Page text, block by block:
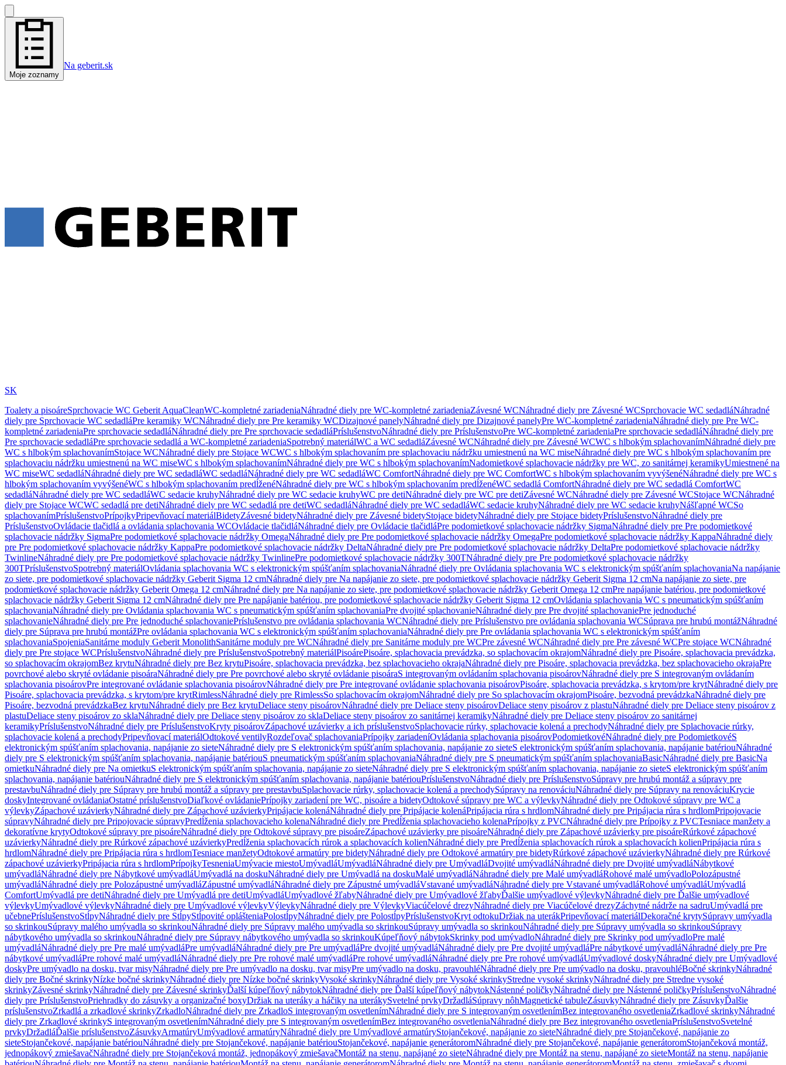
Moje zoznamy
Na geberit.sk
SK
Toalety a pisoáreSprchovacie WC Geberit AquaCleanWC-kompletné zariadeniaNáhradné diely pre WC-kompletné zariadeniaZávesné WCNáhradné diely pre Závesné WCSprchovacie WC sedadláNáhradné
diely pre Sprchovacie WC sedadláPre keramiky WCNáhradné diely pre Pre keramiky WCDizajnové panelyNáhradné diely pre Dizajnové panelyPre WC-kompletné zariadeniaNáhradné diely pre Pre WC-
kompletné zariadeniaPre sprchovacie sedadláNáhradné diely pre Pre sprchovacie sedadláPríslušenstvoNáhradné diely pre PríslušenstvoPre WC-kompletné zariadeniaPre sprchovacie sedadláNáhradné diely pre
Pre sprchovacie sedadláPre sprchovacie sedadlá a WC-kompletné zariadeniaSpotrebný materiálWC a WC sedadláZávesné WCNáhradné diely pre Závesné WCWC s hlbokým splachovanímNáhradné diely pre
WC s hlbokým splachovanímStojace WCNáhradné diely pre Stojace WCWC s hlbokým splachovaním pre splachovaciu nádržku umiestnenú na WC miseNáhradné diely pre WC s hlbokým splachovaním pre
splachovaciu nádržku umiestnenú na WC miseWC s hlbokým splachovanímNáhradné diely pre WC s hlbokým splachovanímNadomietkové splachovacie nádržky pre WC, zo sanitárnej keramikyUmiestnené na
WC miseWC sedadláNáhradné diely pre WC sedadláWC sedadláNáhradné diely pre WC sedadláWC ComfortNáhradné diely pre WC ComfortWC s hlbokým splachovaním vyvýšenéNáhradné diely pre WC s
hlbokým splachovaním vyvýšenéWC s hlbokým splachovaním predĺženéNáhradné diely pre WC s hlbokým splachovaním predĺženéWC sedadlá ComfortNáhradné diely pre WC sedadlá ComfortWC
sedadláNáhradné diely pre WC sedadláWC sedacie kruhyNáhradné diely pre WC sedacie kruhyWC pre detiNáhradné diely pre WC pre detiZávesné WCNáhradné diely pre Závesné WCStojace WCNáhradné
diely pre Stojace WCWC sedadlá pre detiNáhradné diely pre WC sedadlá pre detiWC sedadláNáhradné diely pre WC sedadláWC sedacie kruhyNáhradné diely pre WC sedacie kruhyNášľapné WCSo
splachovanímPríslušenstvoPrípojkyPripevňovací materiálBidetyZávesné bidetyNáhradné diely pre Závesné bidetyStojace bidetyNáhradné diely pre Stojace bidetyPríslušenstvoNáhradné diely pre
PríslušenstvoOvládacie tlačidlá a ovládania splachovania WCOvládacie tlačidláNáhradné diely pre Ovládacie tlačidláPre podomietkové splachovacie nádržky SigmaNáhradné diely pre Pre podomietkové
splachovacie nádržky SigmaPre podomietkové splachovacie nádržky OmegaNáhradné diely pre Pre podomietkové splachovacie nádržky OmegaPre podomietkové splachovacie nádržky KappaNáhradné diely
pre Pre podomietkové splachovacie nádržky KappaPre podomietkové splachovacie nádržky DeltaNáhradné diely pre Pre podomietkové splachovacie nádržky DeltaPre podomietkové splachovacie nádržky
TwinlineNáhradné diely pre Pre podomietkové splachovacie nádržky TwinlinePre podomietkové splachovacie nádržky 300TNáhradné diely pre Pre podomietkové splachovacie nádržky
300TPríslušenstvoSpotrebný materiálOvládania splachovania WC s elektronickým spúšťaním splachovaniaNáhradné diely pre Ovládania splachovania WC s elektronickým spúšťaním splachovaniaNa napájanie
zo siete, pre podomietkové splachovacie nádržky Geberit Sigma 12 cmNáhradné diely pre Na napájanie zo siete, pre podomietkové splachovacie nádržky Geberit Sigma 12 cmNa napájanie zo siete, pre
podomietkové splachovacie nádržky Geberit Omega 12 cmNáhradné diely pre Na napájanie zo siete, pre podomietkové splachovacie nádržky Geberit Omega 12 cmPre napájanie batériou, pre podomietkové
splachovacie nádržky Geberit Sigma 12 cmNáhradné diely pre Pre napájanie batériou, pre podomietkové splachovacie nádržky Geberit Sigma 12 cmOvládania splachovania WC s pneumatickým spúšťaním
splachovaniaNáhradné diely pre Ovládania splachovania WC s pneumatickým spúšťaním splachovaniaPre dvojité splachovanieNáhradné diely pre Pre dvojité splachovaniePre jednoduché
splachovanieNáhradné diely pre Pre jednoduché splachovaniePríslušenstvo pre ovládania splachovania WCNáhradné diely pre Príslušenstvo pre ovládania splachovania WCSúprava pre hrubú montážNáhradné
diely pre Súprava pre hrubú montážPre ovládania splachovania WC s elektronickým spúšťaním splachovaniaNáhradné diely pre Pre ovládania splachovania WC s elektronickým spúšťaním
splachovaniaSpojeniaSanitárne moduly Geberit MonolithSanitárne moduly pre WCNáhradné diely pre Sanitárne moduly pre WCPre závesné WCNáhradné diely pre Pre závesné WCPre stojace WCNáhradné
diely pre Pre stojace WCPríslušenstvoNáhradné diely pre PríslušenstvoSpotrebný materiálPisoárePisoáre, splachovacia prevádzka, so splachovacím okrajomNáhradné diely pre Pisoáre, splachovacia prevádzka,
so splachovacím okrajomBez krytuNáhradné diely pre Bez krytuPisoáre, splachovacia prevádzka, bez splachovacieho okrajaNáhradné diely pre Pisoáre, splachovacia prevádzka, bez splachovacieho okrajaPre
povrchové alebo skryté ovládanie pisoáraNáhradné diely pre Pre povrchové alebo skryté ovládanie pisoáraS integrovaným ovládaním splachovania pisoárovNáhradné diely pre S integrovaným ovládaním
splachovania pisoárovPre integrované ovládanie splachovania pisoárovNáhradné diely pre Pre integrované ovládanie splachovania pisoárovPisoáre, splachovacia prevádzka, s krytom/pre krytNáhradné diely pre
Pisoáre, splachovacia prevádzka, s krytom/pre krytRimlessNáhradné diely pre RimlessSo splachovacím okrajomNáhradné diely pre So splachovacím okrajomPisoáre, bezvodná prevádzkaNáhradné diely pre
Pisoáre, bezvodná prevádzkaBez krytuNáhradné diely pre Bez krytuDeliace steny pisoárovNáhradné diely pre Deliace steny pisoárovDeliace steny pisoárov z plastuNáhradné diely pre Deliace steny pisoárov z
plastuDeliace steny pisoárov zo sklaNáhradné diely pre Deliace steny pisoárov zo sklaDeliace steny pisoárov zo sanitárnej keramikyNáhradné diely pre Deliace steny pisoárov zo sanitárnej
keramikyPríslušenstvoNáhradné diely pre PríslušenstvoKryty pisoárovZápachové uzávierky a ich príslušenstvoSplachovacie rúrky, splachovacie kolená a prechodyNáhradné diely pre Splachovacie rúrky,
splachovacie kolená a prechodyPripevňovací materiálOdtokové ventilyRozdeľovač splachovaniaPrípojky zariadeníOvládania splachovania pisoárovPodomietkovéNáhradné diely pre PodomietkovéS
elektronickým spúšťaním splachovania, napájanie zo sieteNáhradné diely pre S elektronickým spúšťaním splachovania, napájanie zo sieteS elektronickým spúšťaním splachovania, napájanie batériouNáhradné
diely pre S elektronickým spúšťaním splachovania, napájanie batériouS pneumatickým spúšťaním splachovaniaNáhradné diely pre S pneumatickým spúšťaním splachovaniaBasicNáhradné diely pre BasicNa
omietkuNáhradné diely pre Na omietkuS elektronickým spúšťaním splachovania, napájanie zo sieteNáhradné diely pre S elektronickým spúšťaním splachovania, napájanie zo sieteS elektronickým spúšťaním
splachovania, napájanie batériouNáhradné diely pre S elektronickým spúšťaním splachovania, napájanie batériouPríslušenstvoNáhradné diely pre PríslušenstvoSúpravy pre hrubú montáž a súpravy pre
prestavbuNáhradné diely pre Súpravy pre hrubú montáž a súpravy pre prestavbuSplachovacie rúrky, splachovacie kolená a prechodySúpravy na renováciuNáhradné diely pre Súpravy na renováciuKrycie
doskyIntegrované ovládaniaOstatné príslušenstvoDiaľkové ovládaniePrípojky zariadení pre WC, pisoáre a bidetyOdtokové súpravy pre WC a výlevkyNáhradné diely pre Odtokové súpravy pre WC a
výlevkyZápachové uzávierkyNáhradné diely pre Zápachové uzávierkyPripájacie kolenáNáhradné diely pre Pripájacie kolenáPripájacia rúra s hrdlomNáhradné diely pre Pripájacia rúra s hrdlomPripojovacie
súpravyNáhradné diely pre Pripojovacie súpravyPredĺženia splachovacieho kolenaNáhradné diely pre Predĺženia splachovacieho kolenaPrípojky z PVCNáhradné diely pre Prípojky z PVCTesniace manžety a
dekoratívne krytyOdtokové súpravy pre pisoáreNáhradné diely pre Odtokové súpravy pre pisoáreZápachové uzávierky pre pisoáreNáhradné diely pre Zápachové uzávierky pre pisoáreRúrkové zápachové
uzávierkyNáhradné diely pre Rúrkové zápachové uzávierkyPredĺženia splachovacích rúrok a splachovacích kolienNáhradné diely pre Predĺženia splachovacích rúrok a splachovacích kolienPripájacia rúra s
hrdlomNáhradné diely pre Pripájacia rúra s hrdlomTesniace manžetyOdtokové armatúry pre bidetyNáhradné diely pre Odtokové armatúry pre bidetyRúrkové zápachové uzávierkyNáhradné diely pre Rúrkové
zápachové uzávierkyPripájacia rúra s hrdlomPrípojkyTesneniaUmývacie miestoUmývadláUmývadláNáhradné diely pre UmývadláDvojité umývadláNáhradné diely pre Dvojité umývadláNábytkové
umývadláNáhradné diely pre Nábytkové umývadláUmývadlá na doskuNáhradné diely pre Umývadlá na doskuMalé umývadláNáhradné diely pre Malé umývadláRohové malé umývadloPolozápustné
umývadláNáhradné diely pre Polozápustné umývadláZápustné umývadláNáhradné diely pre Zápustné umývadláVstavané umývadláNáhradné diely pre Vstavané umývadláRohové umývadláUmývadlá
ComfortUmývadlá pre detiNáhradné diely pre Umývadlá pre detiUmývadláUmývadlové žľabyNáhradné diely pre Umývadlové žľabyĎalšie umývadlové výlevkyNáhradné diely pre Ďalšie umývadlové
výlevkyUmývadlové výlevkyNáhradné diely pre Umývadlové výlevkyVýlevkyNáhradné diely pre VýlevkyViacúčelové drezyNáhradné diely pre Viacúčelové drezyZáchytné nádrže na sadruUmývadlá pre
učebnePríslušenstvoStĺpyNáhradné diely pre StĺpyStĺpovité oplášteniaPolostĺpyNáhradné diely pre PolostĺpyPríslušenstvoKryt odtokuDržiak na uterákPripevňovací materiálDekoračné krytySúpravy umývadla
so skrinkouSúpravy malého umývadla so skrinkouNáhradné diely pre Súpravy malého umývadla so skrinkouSúpravy umývadla so skrinkouNáhradné diely pre Súpravy umývadla so skrinkouSúpravy
nábytkového umývadla so skrinkouNáhradné diely pre Súpravy nábytkového umývadla so skrinkouKúpeľňový nábytokSkrinky pod umývadloNáhradné diely pre Skrinky pod umývadloPre malé
umývadláNáhradné diely pre Pre malé umývadláPre umývadláNáhradné diely pre Pre umývadláPre dvojité umývadláNáhradné diely pre Pre dvojité umývadláPre nábytkové umývadláNáhradné diely pre Pre
nábytkové umývadláPre rohové malé umývadláNáhradné diely pre Pre rohové malé umývadláPre rohové umývadláNáhradné diely pre Pre rohové umývadláUmývadlové doskyNáhradné diely pre Umývadlové
doskyPre umývadlo na dosku, tvar misyNáhradné diely pre Pre umývadlo na dosku, tvar misyPre umývadlo na dosku, pravouhléNáhradné diely pre Pre umývadlo na dosku, pravouhléBočné skrinkyNáhradné
diely pre Bočné skrinkyNízke bočné skrinkyNáhradné diely pre Nízke bočné skrinkyVysoké skrinkyNáhradné diely pre Vysoké skrinkyStredne vysoké skrinkyNáhradné diely pre Stredne vysoké
skrinkyZávesné skrinkyNáhradné diely pre Závesné skrinkyĎalší kúpeľňový nábytokNáhradné diely pre Ďalší kúpeľňový nábytokNástenné poličkyNáhradné diely pre Nástenné poličkyPríslušenstvoNáhradné
diely pre PríslušenstvoPriehradky do zásuvky a organizačné boxyDržiak na uteráky a háčiky na uterákySvetelné prvkyDržadláSúpravy nôhMagnetické tabuleZásuvkyNáhradné diely pre ZásuvkyĎalšie
príslušenstvoZrkadlá a zrkadlové skrinkyZrkadloNáhradné diely pre ZrkadloS integrovaným osvetlenímNáhradné diely pre S integrovaným osvetlenímBez integrovaného osvetleniaZrkadlové skrinkyNáhradné
diely pre Zrkadlové skrinkyS integrovaným osvetlenímNáhradné diely pre S integrovaným osvetlenímBez integrovaného osvetleniaNáhradné diely pre Bez integrovaného osvetleniaPríslušenstvoSvetelné
prvkyDržadláĎalšie príslušenstvoZásuvkyArmatúryUmývadlové armatúryNáhradné diely pre Umývadlové armatúryStojančekové, napájanie zo sieteNáhradné diely pre Stojančekové, napájanie zo
sieteStojančekové, napájanie batériouNáhradné diely pre Stojančekové, napájanie batériouStojančekové, napájanie generátoromNáhradné diely pre Stojančekové, napájanie generátoromStojančeková montáž,
jednopákový zmiešavačNáhradné diely pre Stojančeková montáž, jednopákový zmiešavačMontáž na stenu, napájané zo sieteNáhradné diely pre Montáž na stenu, napájané zo sieteMontáž na stenu, napájanie